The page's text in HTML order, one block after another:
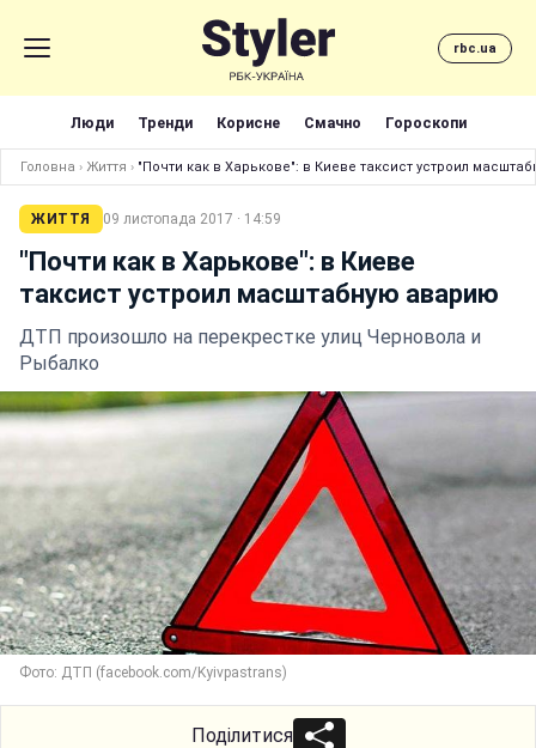
rbc.ua
Люди Тренди Корисне Смачно Гороскопи
Головна › Життя › "Почти как в Харькове": в Киеве таксист устроил
ЖИТТЯ 09 листопада 2017 · 14:59
"Почти как в Харькове": в Киеве
таксист устроил масштабную аварию
ДТП произошло на перекрестке улиц Черновола и
Рыбалко
Фото: ДТП (facebook.com/Kyivpastrans)
Поділитися